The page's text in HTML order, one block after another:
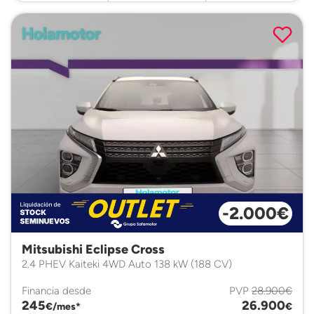
-2.000€
Mitsubishi Eclipse Cross
2.4 PHEV Kaiteki 4WD Auto 138 kW (188 CV)
Financia desde
245€/mes*
PVP 28.900€
26.900€